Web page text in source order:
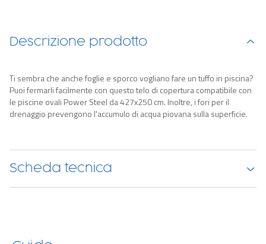
Descrizione prodotto
Ti sembra che anche foglie e sporco vogliano fare un tuffo in piscina?
Puoi fermarli facilmente con questo telo di copertura compatibile con
le piscine ovali Power Steel da 427x250 cm. Inoltre, i fori per il
drenaggio prevengono l'accumulo di acqua piovana sulla superficie.
Scheda tecnica